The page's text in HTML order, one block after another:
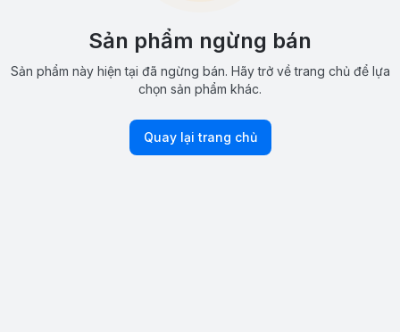
Sản phẩm ngừng bán
Sản phẩm này hiện tại đã ngừng bán. Hãy trở về trang chủ để lựa
chọn sản phẩm khác.
Quay lại trang chủ